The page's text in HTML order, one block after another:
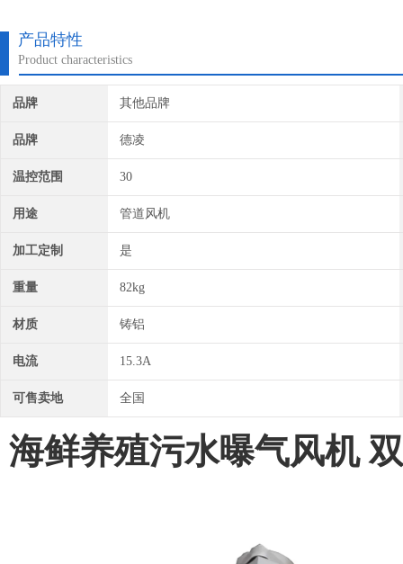
散热良好的精密外侧轴承，因此它具有下列优点：高压缩比；轴承运转
产品特性
Product characteristics
品牌 其他品牌
品牌 德凌
温控范围 30
用途 管道风机
加工定制 是
重量 82kg
材质 铸铝
电流 15.3A
可售卖地 全国
海鲜养殖污水曝气风机